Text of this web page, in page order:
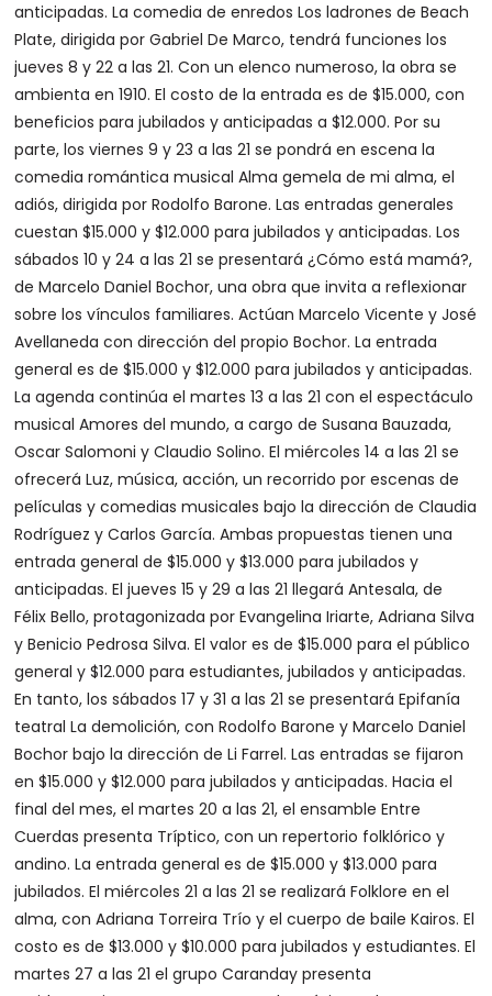
anticipadas. La comedia de enredos Los ladrones de Beach
Plate, dirigida por Gabriel De Marco, tendrá funciones los
jueves 8 y 22 a las 21. Con un elenco numeroso, la obra se
ambienta en 1910. El costo de la entrada es de $15.000, con
beneficios para jubilados y anticipadas a $12.000. Por su
parte, los viernes 9 y 23 a las 21 se pondrá en escena la
comedia romántica musical Alma gemela de mi alma, el
adiós, dirigida por Rodolfo Barone. Las entradas generales
cuestan $15.000 y $12.000 para jubilados y anticipadas. Los
sábados 10 y 24 a las 21 se presentará ¿Cómo está mamá?,
de Marcelo Daniel Bochor, una obra que invita a reflexionar
sobre los vínculos familiares. Actúan Marcelo Vicente y José
Avellaneda con dirección del propio Bochor. La entrada
general es de $15.000 y $12.000 para jubilados y anticipadas.
La agenda continúa el martes 13 a las 21 con el espectáculo
musical Amores del mundo, a cargo de Susana Bauzada,
Oscar Salomoni y Claudio Solino. El miércoles 14 a las 21 se
ofrecerá Luz, música, acción, un recorrido por escenas de
películas y comedias musicales bajo la dirección de Claudia
Rodríguez y Carlos García. Ambas propuestas tienen una
entrada general de $15.000 y $13.000 para jubilados y
anticipadas. El jueves 15 y 29 a las 21 llegará Antesala, de
Félix Bello, protagonizada por Evangelina Iriarte, Adriana Silva
y Benicio Pedrosa Silva. El valor es de $15.000 para el público
general y $12.000 para estudiantes, jubilados y anticipadas.
En tanto, los sábados 17 y 31 a las 21 se presentará Epifanía
teatral La demolición, con Rodolfo Barone y Marcelo Daniel
Bochor bajo la dirección de Li Farrel. Las entradas se fijaron
en $15.000 y $12.000 para jubilados y anticipadas. Hacia el
final del mes, el martes 20 a las 21, el ensamble Entre
Cuerdas presenta Tríptico, con un repertorio folklórico y
andino. La entrada general es de $15.000 y $13.000 para
jubilados. El miércoles 21 a las 21 se realizará Folklore en el
alma, con Adriana Torreira Trío y el cuerpo de baile Kairos. El
costo es de $13.000 y $10.000 para jubilados y estudiantes. El
martes 27 a las 21 el grupo Caranday presenta